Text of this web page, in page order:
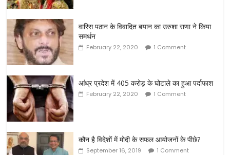
वारिस पठान के विवादित बयान का उरुशा राणा ने किया
समर्थन
February 22, 2020 1 Comment
आंध्र प्रदेश में 405 करोड़ के घोटाले का हुआ पर्दाफाश
February 22, 2020 1 Comment
कौन है विदेशों में मोदी के सफल आयोजनों के पीछे?
September 16, 2019 1 Comment